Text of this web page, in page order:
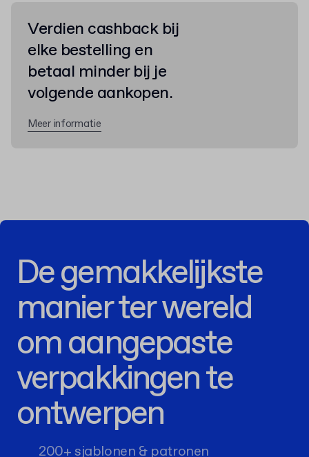
Verdien cashback bij
elke bestelling en
betaal minder bij je
volgende aankopen.
Meer informatie
De gemakkelijkste
manier ter wereld
om aangepaste
verpakkingen te
ontwerpen
200+ sjablonen & patronen